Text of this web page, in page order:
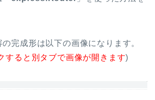
完成形は以下の画像になります。
すると別タブで画像が開きます)